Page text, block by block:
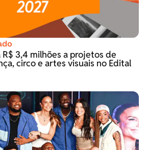
R$ 3,4 milhões a projetos de
circo e artes visuais no Edital